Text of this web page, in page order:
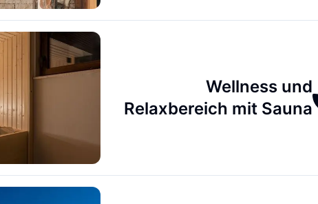
Wellness und
Relaxbereich mit Sauna